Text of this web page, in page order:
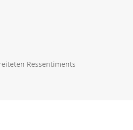
Ressentiments